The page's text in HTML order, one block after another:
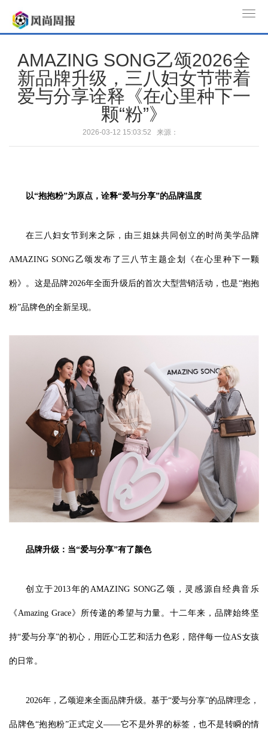
o
n
AMAZING SONG乙颂2026全
新品牌升级，三八妇女节带着
爱与分享诠释《在心里种下一
颗“粉”》
2026-03-12 15:03:52 来源：
以“抱抱粉”为原点，诠释“爱与分享”的品牌温度
在三八妇女节到来之际，由三姐妹共同创立的时尚美学品牌
AMAZING SONG乙颂发布了三八节主题企划《在心里种下一颗
粉》。这是品牌2026年全面升级后的首次大型营销活动，也是“抱抱
粉”品牌色的全新呈现。
品牌升级：当“爱与分享”有了颜色
创立于2013年的AMAZING SONG乙颂，灵感源自经典音乐
《Amazing Grace》所传递的希望与力量。十二年来，品牌始终坚
持“爱与分享”的初心，用匠心工艺和活力色彩，陪伴每一位AS女孩
的日常。
2026年，乙颂迎来全面品牌升级。基于“爱与分享”的品牌理念，
品牌色“抱抱粉”正式定义——它不是外界的标签，也不是转瞬的情